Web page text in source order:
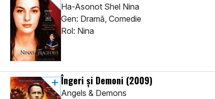
Ha-Asonot Shel Nina
Gen: Dramă, Comedie
Rol: Nina
Îngeri și Demoni (2009)
Angels & Demons